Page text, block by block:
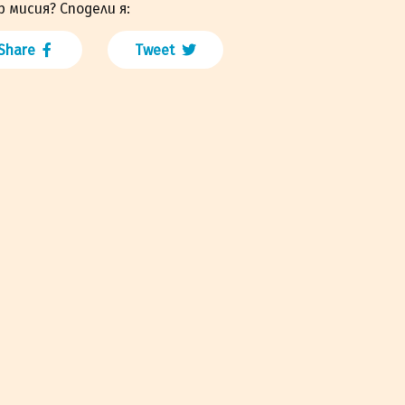
мисия? Сподели я:
Tweet